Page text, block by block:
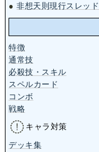
●非想天則現行スレッド
特徴
通常技
必殺技・スキル
スペルカード
コンボ
戦略
キャラ対策
デッキ集